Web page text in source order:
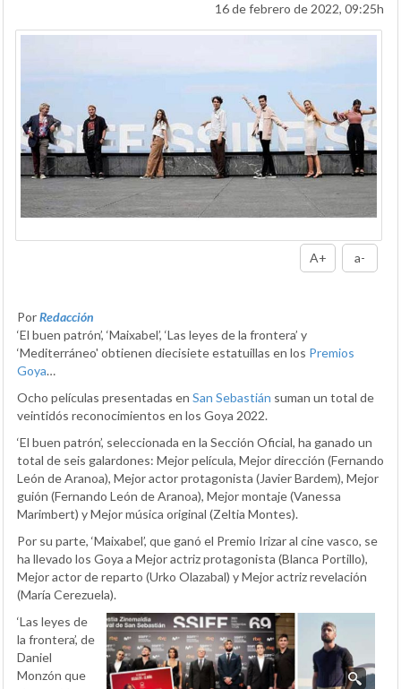
16 de febrero de 2022, 09:25h
A+ a-
PorRedacción
‘El buen patrón’, ‘Maixabel’, ‘Las leyes de la frontera’ y
‘Mediterráneo' obtienen diecisiete estatuillas en los Premios
Goya…
Ocho películas presentadas en San Sebastián suman un total de
veintidós reconocimientos en los Goya 2022.
‘El buen patrón’, seleccionada en la Sección Oficial, ha ganado un
total de seis galardones: Mejor película, Mejor dirección (Fernando
León de Aranoa), Mejor actor protagonista (Javier Bardem), Mejor
guión (Fernando León de Aranoa), Mejor montaje (Vanessa
Marimbert) y Mejor música original (Zeltia Montes).
Por su parte, ‘Maixabel’, que ganó el Premio Irizar al cine vasco, se
ha llevado los Goya a Mejor actriz protagonista (Blanca Portillo),
Mejor actor de reparto (Urko Olazabal) y Mejor actriz revelación
(María Cerezuela).
‘Las leyes de
la frontera’, de
Daniel
Monzón que